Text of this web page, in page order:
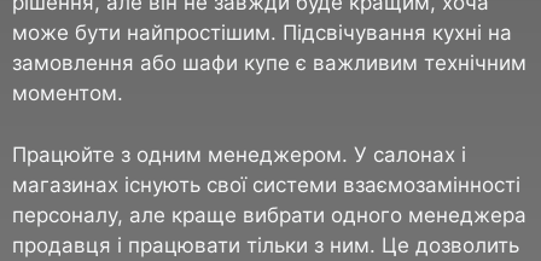
може бути найпростішим. Підсвічування кухні на
замовлення або шафи купе є важливим технічним
моментом.
Працюйте з одним менеджером. У салонах і
магазинах існують свої системи взаємозамінності
персоналу, але краще вибрати одного менеджера
продавця і працювати тільки з ним. Це дозволить